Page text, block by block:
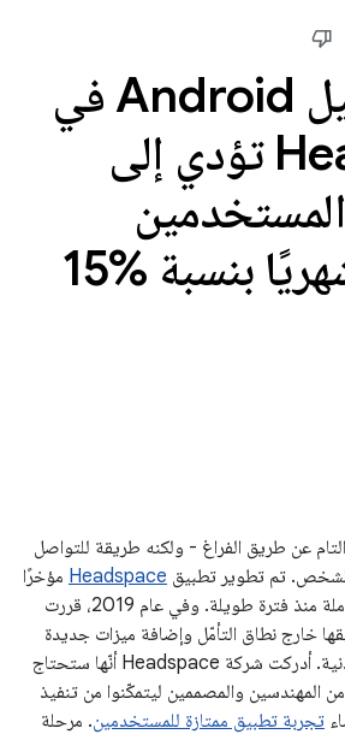
إعادة تشغيل Android في
Headspace تؤدي إلى
بنسبة %15
عن طريق الفراغ - ولكنه طريقة للتواصل
تم تطوير تطبيق Headspace مؤخرًا
مع مراعاة هذه الرؤية الشاملة منذ فترة طويلة. وفي عام 2019، قررت
خارج نطاق التأمّل وإضافة ميزات جديدة
للّياقة البدنية واللياقة البدنية. أدركت شركة Headspace أنّها ستحتاج
المهندسين والمصممين ليتمكّنوا من تنفيذ
تجربة تطبيق ممتازة للمستخدمين. مرحلة